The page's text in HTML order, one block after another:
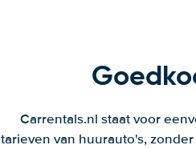
Carrentals.nl staat voor
tarieven van huurauto's,